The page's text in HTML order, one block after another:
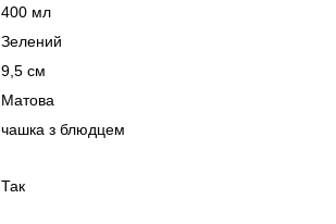
400 мл
Зелений
9,5 см
Матова
чашка з блюдцем
Так